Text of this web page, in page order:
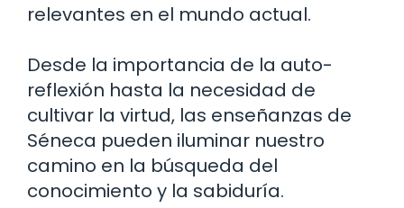
relevantes en el mundo actual.
Desde la importancia de la auto-
reflexión hasta la necesidad de
cultivar la virtud, las enseñanzas de
Séneca pueden iluminar nuestro
camino en la búsqueda del
conocimiento y la sabiduría.